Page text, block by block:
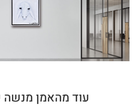
עוד מהאמן מנשה